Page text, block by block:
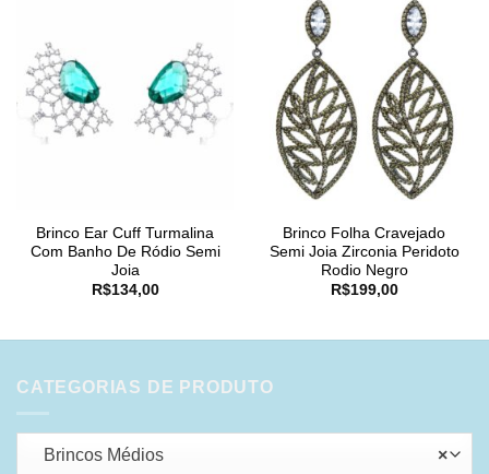
Brinco Ear Cuff Turmalina
Com Banho De Ródio Semi
Joia
R$134,00
Brinco Folha Cravejado
Semi Joia Zirconia Peridoto
Rodio Negro
R$199,00
CATEGORIAS DE PRODUTO
×
Brincos Médios